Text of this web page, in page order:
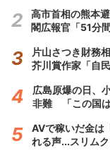
高市首相の熊本
閣広報官「51分
片山さつき財務
芥川賞作家「自
広島原爆の日、
非難 「この国は
AVで稼いだ金は
れる声...スリム